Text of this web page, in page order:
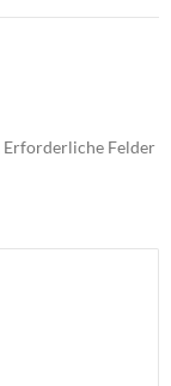
Erforderliche Felder